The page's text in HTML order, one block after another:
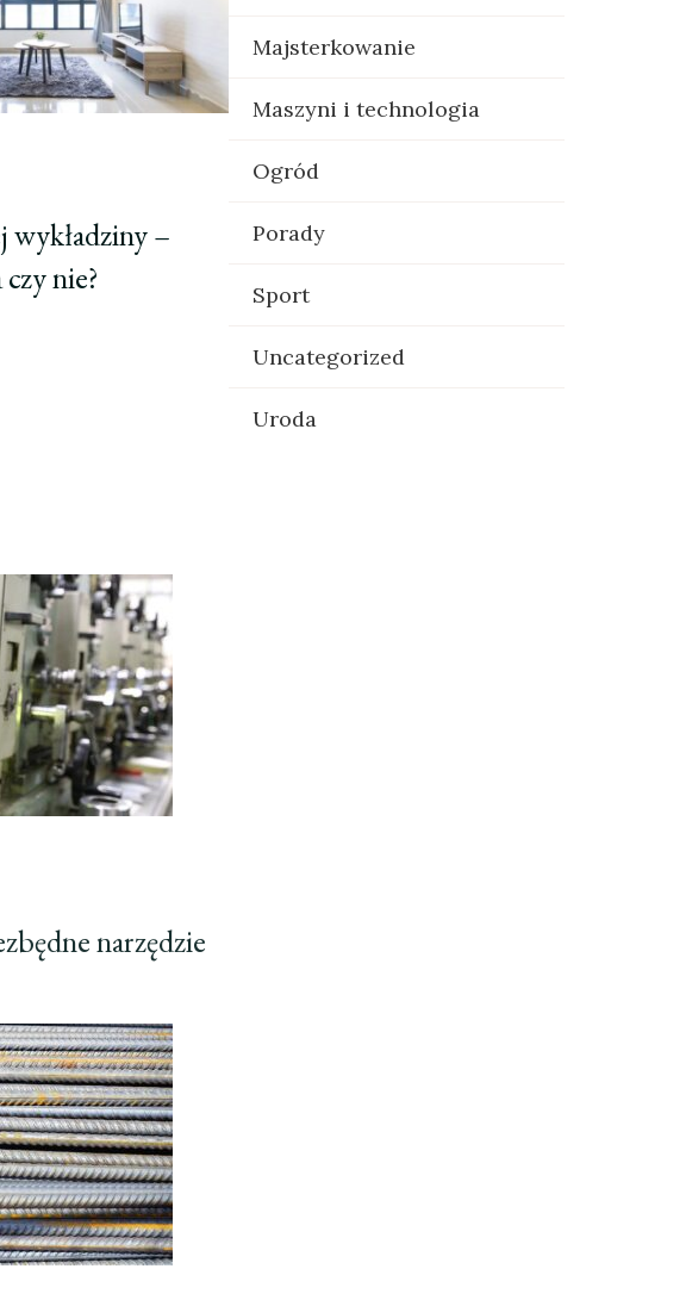
wykładziny –
nie?
narzędzie
Majsterkowanie
Maszyni i technologia
Ogród
Porady
Sport
Uncategorized
Uroda